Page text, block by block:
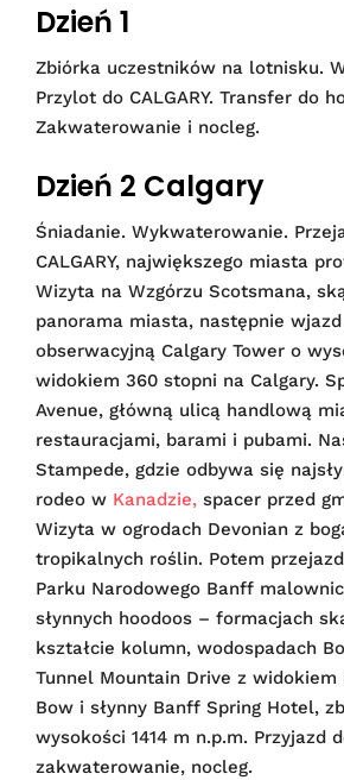
Dzień 1
Zbiórka uczestników na lotnisku.
Przylot do CALGARY. Transfer do
Zakwaterowanie i nocleg.
Dzień 2 Calgary
Śniadanie. Wykwaterowanie.
CALGARY, największego miasta
Wizyta na Wzgórzu Scotsmana,
panorama miasta, następnie
obserwacyjną Calgary Tower o
widokiem 360 stopni na Calgary.
Avenue, główną ulicą handlową
restauracjami, barami i pubami.
Stampede, gdzie odbywa się
rodeo w Kanadzie, spacer przed
Wizyta w ogrodach Devonian z
tropikalnych roślin. Potem
Parku Narodowego Banff
słynnych hoodoos – formacjach
kształcie kolumn, wodospadach
Tunnel Mountain Drive z widokiem
Bow i słynny Banff Spring Hotel,
wysokości 1414 m n.p.m. Przyjazd
zakwaterowanie, nocleg.